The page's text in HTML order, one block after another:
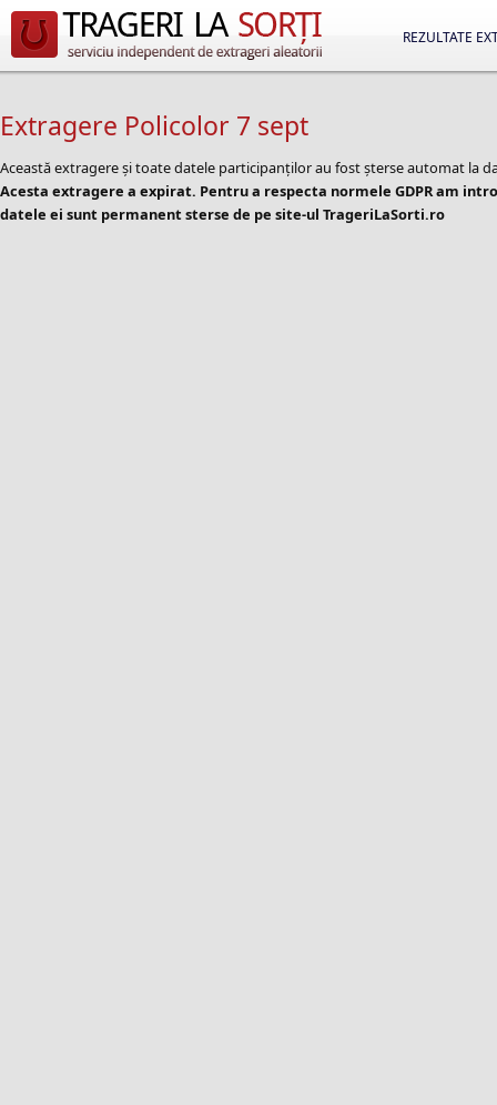
REZULTATE
Extragere Policolor 7 sept
Această extragere și toate datele participanților au fost șterse automat la
Acesta extragere a expirat. Pentru a respecta normele GDPR am
datele ei sunt permanent sterse de pe site-ul TrageriLaSorti.ro